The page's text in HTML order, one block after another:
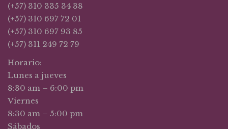
(+57) 310 335 34 38
(+57) 310 697 72 01
(+57) 310 697 93 85
(+57) 311 249 72 79
Horario:
Lunes a jueves
8:30 am – 6:00 pm
Viernes
8:30 am – 5:00 pm
Sábados